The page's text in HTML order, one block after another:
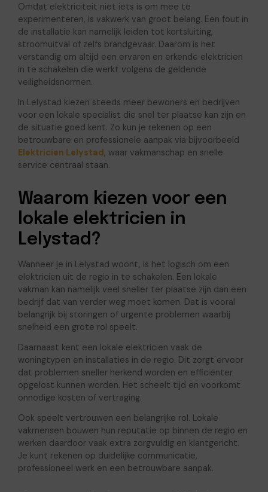
Omdat elektriciteit niet iets is om mee te
experimenteren, is vakwerk van groot belang. Een fout in
de installatie kan namelijk leiden tot kortsluiting,
stroomuitval of zelfs brandgevaar. Daarom is het
verstandig om altijd een ervaren en erkende elektricien
in te schakelen die werkt volgens de geldende
veiligheidsnormen.
In Lelystad kiezen steeds meer bewoners en bedrijven
voor een lokale specialist die snel ter plaatse kan zijn en
de situatie goed kent. Zo kun je rekenen op een
betrouwbare en professionele aanpak via bijvoorbeeld
Elektricien Lelystad, waar vakmanschap en snelle
service centraal staan.
Waarom kiezen voor een
lokale elektricien in
Lelystad?
Wanneer je in Lelystad woont, is het logisch om een
elektricien uit de regio in te schakelen. Een lokale
vakman kan namelijk veel sneller ter plaatse zijn dan een
bedrijf dat van verder weg moet komen. Dat is vooral
belangrijk bij storingen of urgente problemen waarbij
snelheid een grote rol speelt.
Daarnaast kent een lokale elektricien vaak de
woningtypen en installaties in de regio. Dit zorgt ervoor
dat problemen sneller herkend worden en efficiënter
opgelost kunnen worden. Het scheelt tijd en voorkomt
onnodige kosten of vertraging.
Ook speelt vertrouwen een belangrijke rol. Lokale
vakmensen bouwen hun reputatie op binnen de regio en
werken daardoor vaak extra zorgvuldig en klantgericht.
Je kunt rekenen op duidelijke communicatie,
professioneel werk en een betrouwbare aanpak.